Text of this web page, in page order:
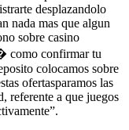
desplazandolo
nada mas que algun
sobre casino
como confirmar tu
colocamos sobre
ofertasparamos las
referente a que juegos